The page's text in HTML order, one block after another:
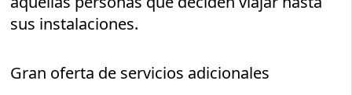
sus instalaciones.
Gran oferta de servicios adicionales